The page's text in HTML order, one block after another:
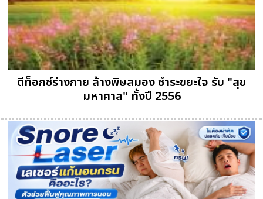
ดีท็อกซ์ร่างกาย ล้างพิษสมอง ชำระขยะใจ รับ "สุข
มหาศาล" ทั้งปี 2556